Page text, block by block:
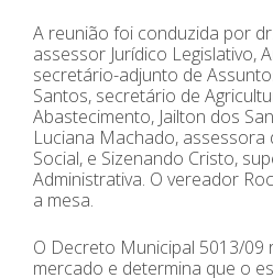
A reunião foi conduzida por
assessor Jurídico Legislativo,
secretário-adjunto de
Santos, secretário de
Abastecimento, Jailton dos
Luciana Machado, assessora
Social, e Sizenando Cristo,
Administrativa. O vereador
a mesa.
O Decreto Municipal 5013/09
mercado e determina que o